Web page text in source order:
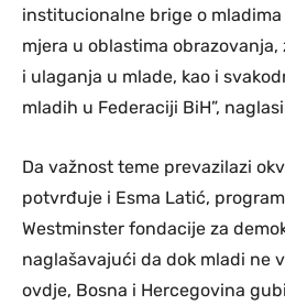
institucionalne brige o
mjera u oblastima
i ulaganja u mlade, kao i
mladih u Federaciji BiH”,
Da važnost teme prevazilazi
potvrđuje i Esma Latić,
Westminster fondacije za
naglašavajući da dok mladi ne
ovdje, Bosna i Hercegovina